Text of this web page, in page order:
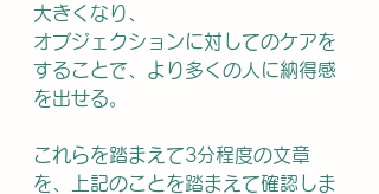
大きくなり、
オブジェクションに対してのケアを
することで、より多くの人に納得感
を出せる。
これらを踏まえて3分程度の文章
を、上記のことを踏まえて確認しま